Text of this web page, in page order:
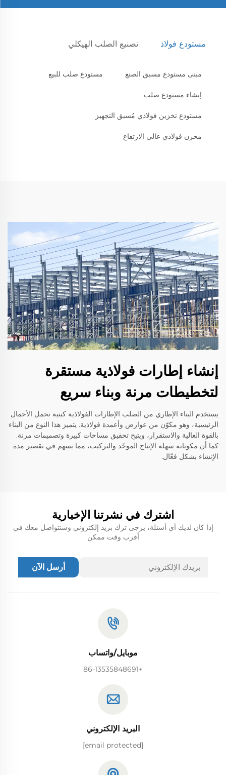
مستودع فولاذ تصنيع الصلب الهيكلي
مبنى مستودع مسبق الصنع مستودع صلب للبيع
إنشاء مستودع صلب
مستودع تخزين فولاذي مُسبق التجهيز
مخزن فولاذي عالي الارتفاع
إنشاء إطارات فولاذية مستقرة
لتخطيطات مرنة وبناء سريع
يستخدم البناء الإطاري من الصلب الإطارات الفولاذية كبنية تحمل الأحمال
الرئيسية، وهو مكوّن من عوارض وأعمدة فولاذية. يتميز هذا النوع من البناء
بالقوة العالية والاستقرار، ويتيح تحقيق مساحات كبيرة وتصميمات مرنة.
كما أن مكوناته سهلة الإنتاج الموحّد والتركيب، مما يسهم في تقصير مدة
الإنشاء بشكل فعّال.
اشترك في نشرتنا الإخبارية
إذا كان لديك أي أسئلة، يرجى ترك بريد إلكتروني وسنتواصل معك في
أقرب وقت ممكن
أرسل الآن
موبايل/واتساب
+86-13535848691
البريد الإلكتروني
[email protected]